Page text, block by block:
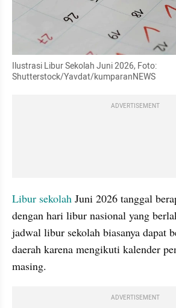
Ilustrasi Libur Sekolah Juni 2026, Foto:
Shutterstock/Yavdat/kumparanNEWS
ADVERTISEMENT
Libur sekolah Juni 2026 tanggal
dengan hari libur nasional yang
jadwal libur sekolah biasanya dapat
daerah karena mengikuti kalender
masing.
ADVERTISEMENT